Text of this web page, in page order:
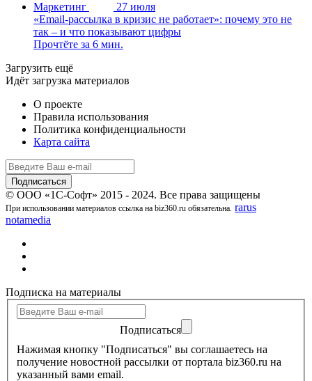
Маркетинг
27 июля
«Email-рассылка в кризис не работает»: почему это не
так – и что показывают цифры
Прочтёте за 6 мин.
Загрузить ещё
Идёт загрузка материалов
О проекте
Правила использования
Политика конфиденциальности
Карта сайта
© ООО «1С-Софт» 2015 - 2024. Все права защищены
При использовании материалов ссылка на biz360.ru обязательна. rarus
notamedia
Подписка на материалы
Подписаться
Нажимая кнопку "Подписаться" вы соглашаетесь на
получение новостной рассылки от портала biz360.ru на
указанный вами email.